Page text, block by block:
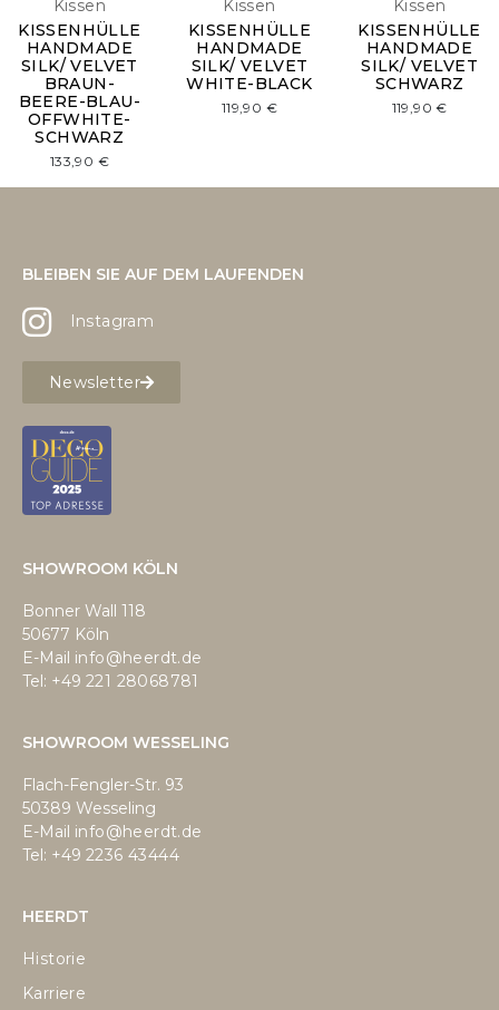
Kissen
KISSENHÜLLE
HANDMADE
SILK/ VELVET
BRAUN-
BEERE-BLAU-
OFFWHITE-
SCHWARZ
133,90 €
Kissen
KISSENHÜLLE
HANDMADE
SILK/ VELVET
WHITE-BLACK
119,90 €
Kissen
KISSENHÜLLE
HANDMADE
SILK/ VELVET
SCHWARZ
119,90€
BLEIBEN SIE AUF DEM LAUFENDEN
Instagram
Newsletter
SHOWROOM KÖLN
Bonner Wall 118
50677 Köln
E-Mail info@heerdt.de
Tel: +49 221 28068781
SHOWROOM WESSELING
Flach-Fengler-Str. 93
50389 Wesseling
E-Mail info@heerdt.de
Tel: +49 2236 43444
HEERDT
Historie
Karriere